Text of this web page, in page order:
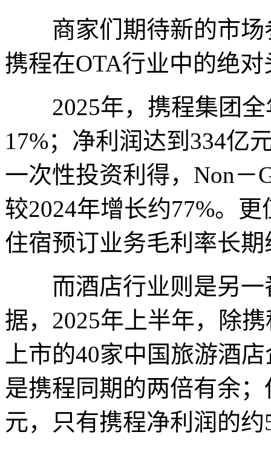
商家们期待新的市场
携程在OTA行业中的绝
2025年，携程集团全
17%；净利润达到334亿
一次性投资利得，Non－
较2024年增长约77%。
住宿预订业务毛利率长
而酒店行业则是另一
据，2025年上半年，除
上市的40家中国旅游酒
是携程同期的两倍有余
元，只有携程净利润的约